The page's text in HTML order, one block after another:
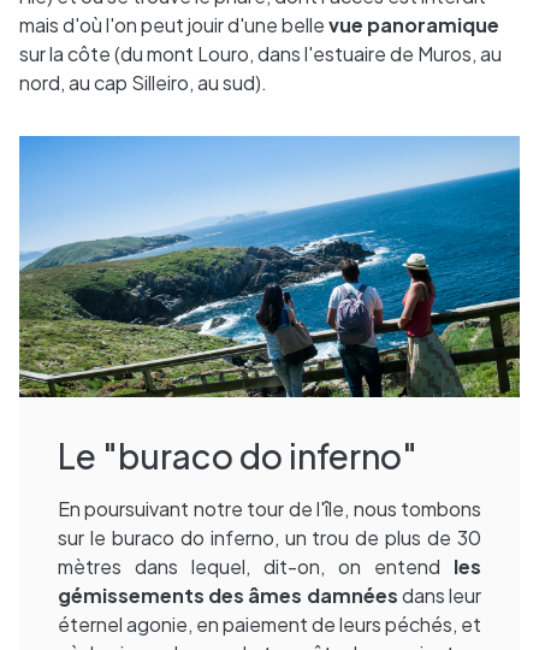
mais d'où l'on peut jouir d'une bellevue panoramique
sur la côte (du mont Louro, dans l'estuaire de Muros, au
nord, au cap Silleiro, au sud).
Le "buraco do inferno"
En poursuivant notre tour de l'île, nous tombons
sur le buraco do inferno, un trou de plus de 30
mètres dans lequel, dit-on, on entend les
gémissements des âmes damnéesdans leur
éternel agonie, en paiement de leurs péchés, et